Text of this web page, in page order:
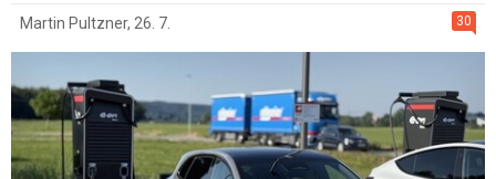
30
Martin Pultzner, 26. 7.